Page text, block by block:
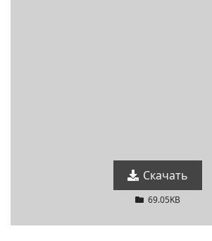
Скачать
69.05KB